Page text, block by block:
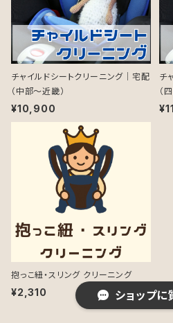
チャイルドシートクリーニング｜宅配
（中部～近畿）
¥10,900
チ
（
抱っこ紐・スリング クリーニング
¥2,310 ショップに